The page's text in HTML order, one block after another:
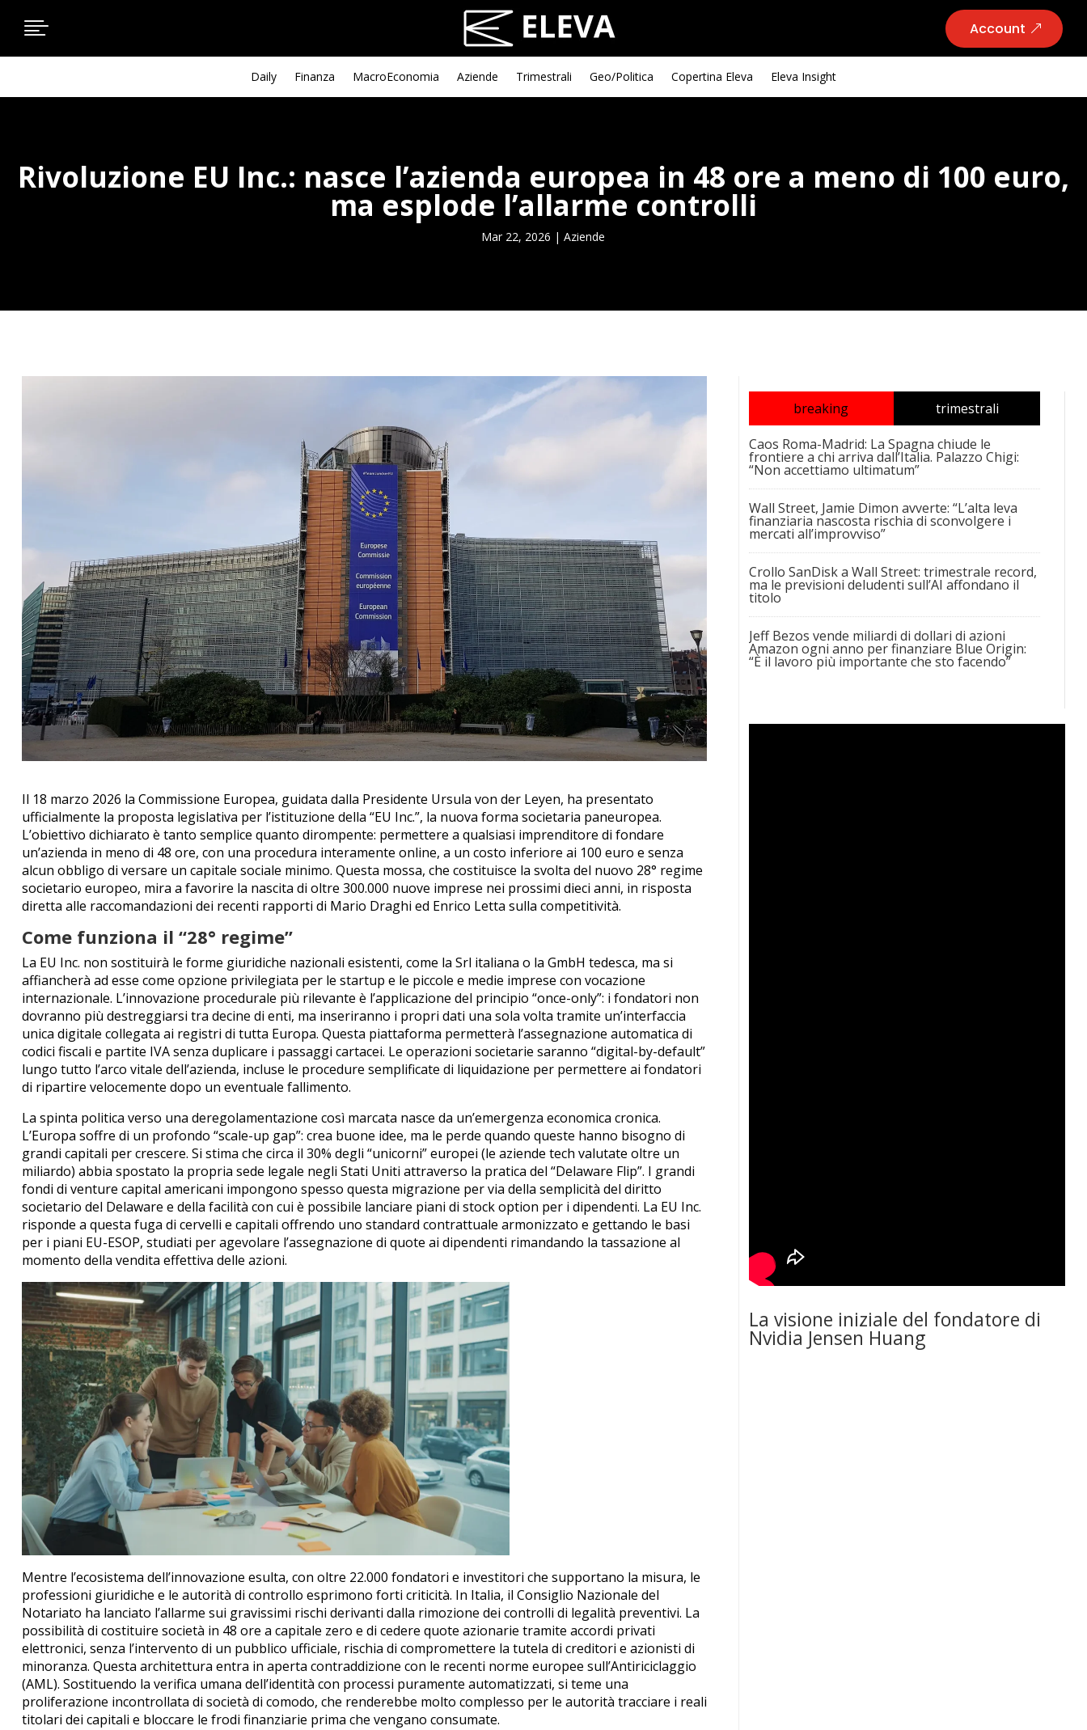
 Account
Daily Finanza MacroEconomia Aziende Trimestrali Geo/Politica Copertina Eleva Eleva Insight
Rivoluzione EU Inc.: nasce l’azienda europea in 48 ore a meno di 100 euro,
ma esplode l’allarme controlli
Mar 22, 2026 |Aziende
Il 18 marzo 2026 la Commissione Europea, guidata dalla Presidente Ursula von der Leyen, ha presentato
ufficialmente la proposta legislativa per l’istituzione della “EU Inc.”, la nuova forma societaria paneuropea.
L’obiettivo dichiarato è tanto semplice quanto dirompente: permettere a qualsiasi imprenditore di fondare
un’azienda in meno di 48 ore, con una procedura interamente online, a un costo inferiore ai 100 euro e senza
alcun obbligo di versare un capitale sociale minimo. Questa mossa, che costituisce la svolta del nuovo 28° regime
societario europeo, mira a favorire la nascita di oltre 300.000 nuove imprese nei prossimi dieci anni, in risposta
diretta alle raccomandazioni dei recenti rapporti di Mario Draghi ed Enrico Letta sulla competitività.
Come funziona il “28° regime”
La EU Inc. non sostituirà le forme giuridiche nazionali esistenti, come la Srl italiana o la GmbH tedesca, ma si
affiancherà ad esse come opzione privilegiata per le startup e le piccole e medie imprese con vocazione
internazionale. L’innovazione procedurale più rilevante è l’applicazione del principio “once-only”: i fondatori non
dovranno più destreggiarsi tra decine di enti, ma inseriranno i propri dati una sola volta tramite un’interfaccia
unica digitale collegata ai registri di tutta Europa. Questa piattaforma permetterà l’assegnazione automatica di
codici fiscali e partite IVA senza duplicare i passaggi cartacei. Le operazioni societarie saranno “digital-by-default”
lungo tutto l’arco vitale dell’azienda, incluse le procedure semplificate di liquidazione per permettere ai fondatori
di ripartire velocemente dopo un eventuale fallimento.
La spinta politica verso una deregolamentazione così marcata nasce da un’emergenza economica cronica.
L’Europa soffre di un profondo “scale-up gap”: crea buone idee, ma le perde quando queste hanno bisogno di
grandi capitali per crescere. Si stima che circa il 30% degli “unicorni” europei (le aziende tech valutate oltre un
miliardo) abbia spostato la propria sede legale negli Stati Uniti attraverso la pratica del “Delaware Flip”. I grandi
fondi di venture capital americani impongono spesso questa migrazione per via della semplicità del diritto
societario del Delaware e della facilità con cui è possibile lanciare piani di stock option per i dipendenti. La EU Inc.
risponde a questa fuga di cervelli e capitali offrendo uno standard contrattuale armonizzato e gettando le basi
per i piani EU-ESOP, studiati per agevolare l’assegnazione di quote ai dipendenti rimandando la tassazione al
momento della vendita effettiva delle azioni.
Mentre l’ecosistema dell’innovazione esulta, con oltre 22.000 fondatori e investitori che supportano la misura, le
professioni giuridiche e le autorità di controllo esprimono forti criticità. In Italia, il Consiglio Nazionale del
Notariato ha lanciato l’allarme sui gravissimi rischi derivanti dalla rimozione dei controlli di legalità preventivi. La
possibilità di costituire società in 48 ore a capitale zero e di cedere quote azionarie tramite accordi privati
elettronici, senza l’intervento di un pubblico ufficiale, rischia di compromettere la tutela di creditori e azionisti di
minoranza. Questa architettura entra in aperta contraddizione con le recenti norme europee sull’Antiriciclaggio
(AML). Sostituendo la verifica umana dell’identità con processi puramente automatizzati, si teme una
proliferazione incontrollata di società di comodo, che renderebbe molto complesso per le autorità tracciare i reali
titolari dei capitali e bloccare le frodi finanziarie prima che vengano consumate.
breaking
trimestrali
Caos Roma-Madrid: La Spagna chiude le
frontiere a chi arriva dall’Italia. Palazzo Chigi:
“Non accettiamo ultimatum”
Wall Street, Jamie Dimon avverte: “L’alta leva
finanziaria nascosta rischia di sconvolgere i
mercati all’improvviso”
Crollo SanDisk a Wall Street: trimestrale record,
ma le previsioni deludenti sull’AI affondano il
titolo
Jeff Bezos vende miliardi di dollari di azioni
Amazon ogni anno per finanziare Blue Origin:
“È il lavoro più importante che sto facendo”
La visione iniziale del fondatore di
Nvidia Jensen Huang